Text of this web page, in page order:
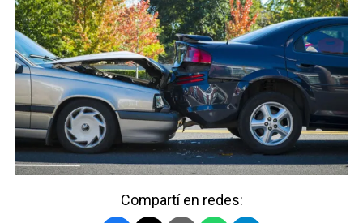
Compartí en redes: